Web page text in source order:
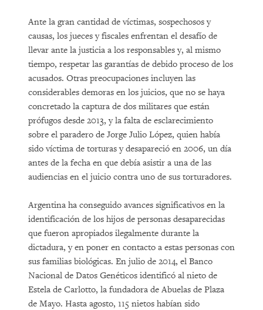
Ante la gran cantidad de víctimas, sospechosos y
causas, los jueces y fiscales enfrentan el desafío de
llevar ante la justicia a los responsables y, al mismo
tiempo, respetar las garantías de debido proceso de los
acusados. Otras preocupaciones incluyen las
considerables demoras en los juicios, que no se haya
concretado la captura de dos militares que están
prófugos desde 2013, y la falta de esclarecimiento
sobre el paradero de Jorge Julio López, quien había
sido víctima de torturas y desapareció en 2006, un día
antes de la fecha en que debía asistir a una de las
audiencias en el juicio contra uno de sus torturadores.
Argentina ha conseguido avances significativos en la
identificación de los hijos de personas desaparecidas
que fueron apropiados ilegalmente durante la
dictadura, y en poner en contacto a estas personas con
sus familias biológicas. En julio de 2014, el Banco
Nacional de Datos Genéticos identificó al nieto de
Estela de Carlotto, la fundadora de Abuelas de Plaza
de Mayo. Hasta agosto, 115 nietos habían sido